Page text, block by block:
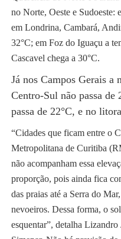
no Norte, Oeste e Sudoeste:
em Londrina, Cambará,
32°C; em Foz do Iguaçu a
Cascavel chega a 30°C.
Já nos Campos Gerais a
Centro-Sul não passa
passa de 22°C, e no
“Cidades que ficam entre o
Metropolitana de Curitiba
não acompanham essa
proporção, pois ainda fica
das praias até a Serra do
nevoeiros. Dessa forma, o
esquentar”, detalha